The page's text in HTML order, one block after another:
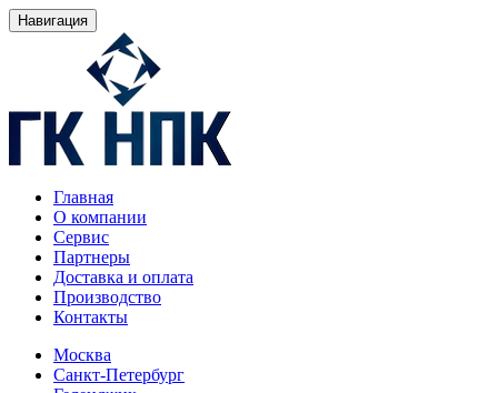
Навигация
Главная
О компании
Сервис
Партнеры
Доставка и оплата
Производство
Контакты
Москва
Санкт-Петербург